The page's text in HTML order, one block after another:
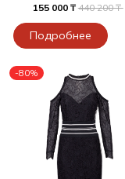
155 000 ₸ 440 200 ₸
Подробнее
-80%